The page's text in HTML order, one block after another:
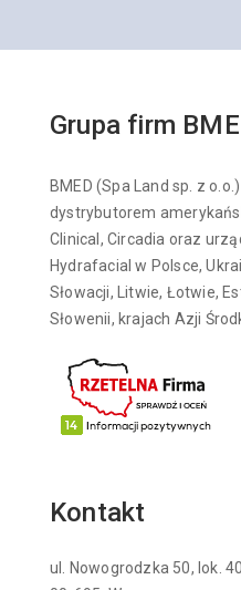
Grupa firm
BMED (Spa Land sp. z
dystrybutorem
Clinical, Circadia oraz
Hydrafacial w Polsce,
Słowacji, Litwie, Łotwie,
Słowenii, krajach Azji
Kontakt
ul. Nowogrodzka 50, lok.